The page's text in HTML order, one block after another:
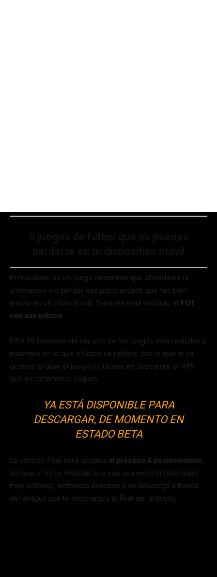
El resultado es un juego deportivo que ahonda en la
simulación sin perder esa pizca arcade que tan bien
sienta en un título móvil. También está incluido el FUT
con sus sobres.
FIFA 19 presume de ser uno de los juegos más realistas y
potentes en lo que a fútbol se refiere, por lo que si ya
quieres probar el juego no dudes en descargar el APK
que es totalmente seguro.
YA ESTÁ DISPONIBLE PARA
DESCARGAR, DE MOMENTO EN
ESTADO BETA
La versión final será lanzada el próximo 4 de noviembre,
así que si no te molesta que sea una versión beta (pero
muy estable), entonces procede a su descarga a través
del widget que te mostramos al final del artículo.